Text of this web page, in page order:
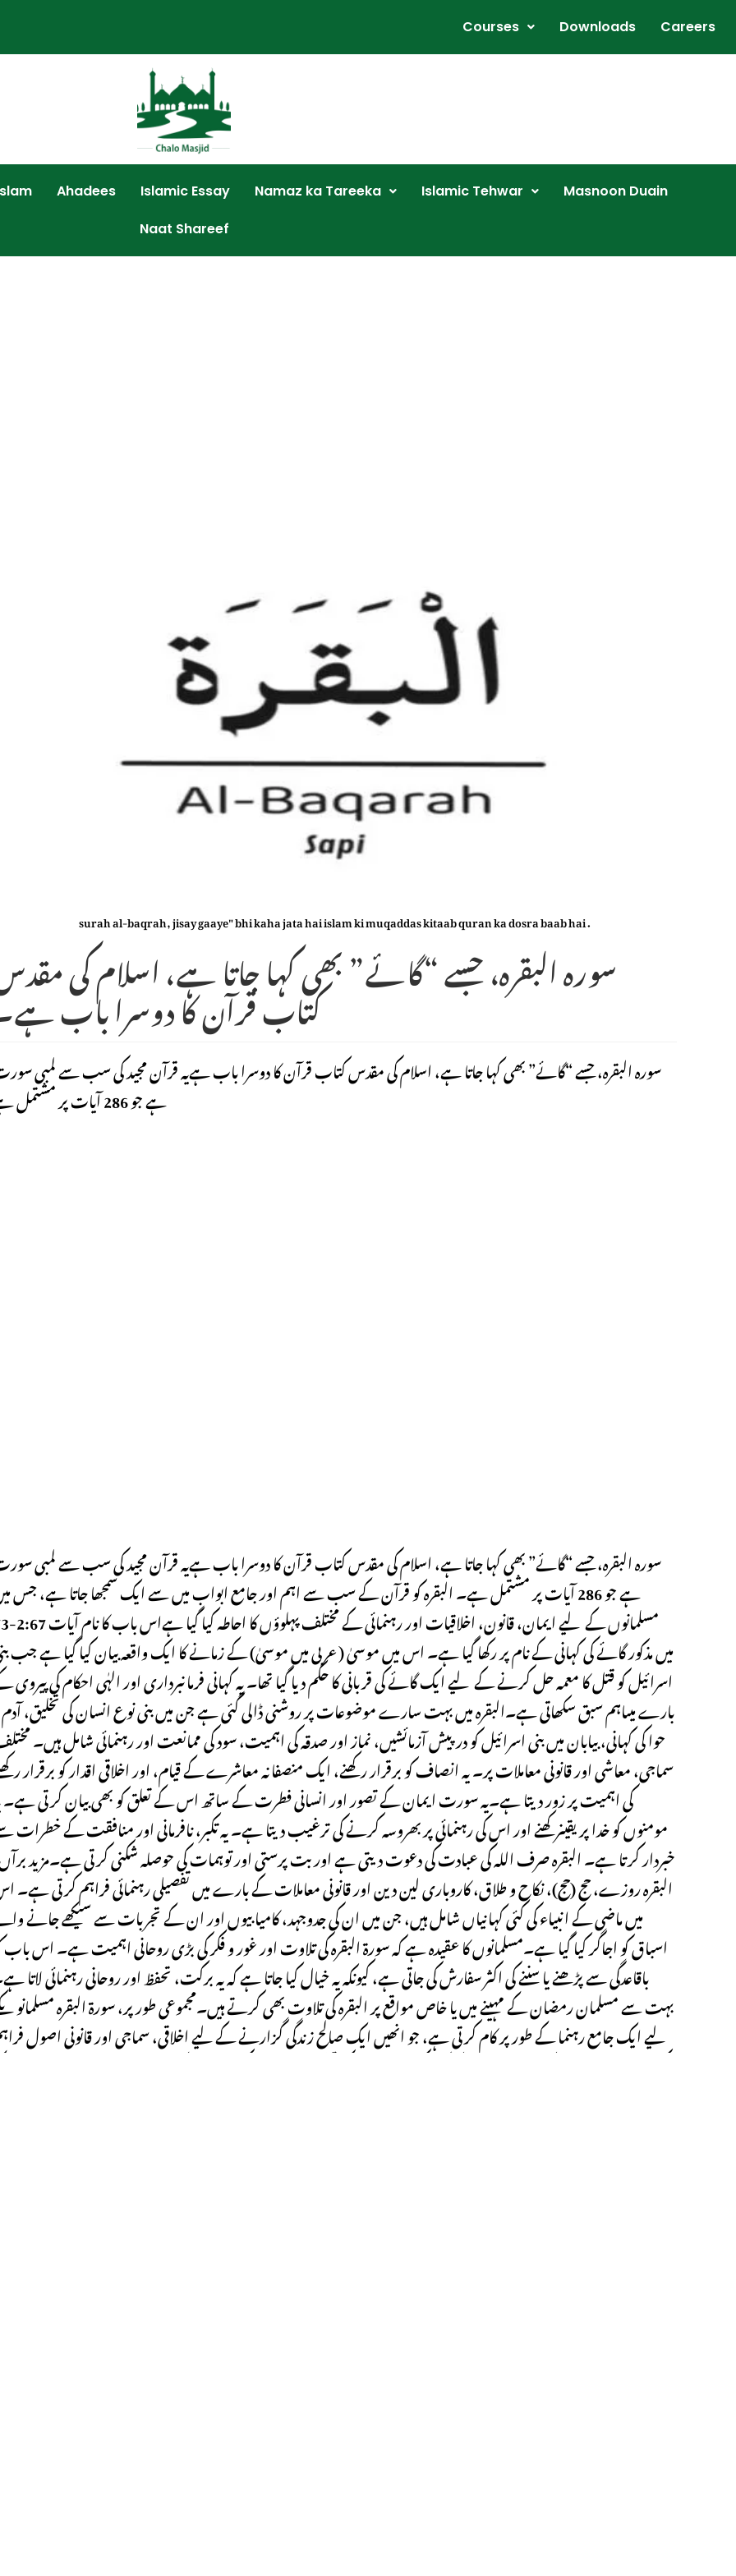
Courses Downloads Careers
Ahadees Islamic Essay Namaz ka Tareeka Islamic Tehwar
Masnoon Duain
Naat Shareef
surah al-baqrah, jisay gaaye" bhi kaha jata hai islam ki muqaddas kitaab quran ka dosra baab hai .
سورہ البقرہ، جسے “گائے” بھی کہا جاتا ہے، اسلام کی
کتاب قرآن کا دوسرا باب
سورہ البقرہ، جسے “گائے” بھی کہا جاتا ہے، اسلام کی مقدس کتاب قرآن کا دوسرا باب ہےیہ قرآن مجید کی سب سے لمبی
ہے جو 286 آیات پر مشتمل ہے
سورہ البقرہ، جسے “گائے” بھی کہا جاتا ہے، اسلام کی مقدس کتاب قرآن کا دوسرا باب ہےیہ قرآن مجید کی سب سے لمبی
ہے جو 286 آیات پر مشتمل ہے۔ البقرہ کو قرآن کے سب سے اہم اور جامع ابواب میں سے ایک سمجھا جاتا ہے، جس
مسلمانوں کے لیے ایمان، قانون،
میں مذکور گائے کی کہانی کے نام پر رکھا گیا ہے۔ اس میں موسیٰ (عربی میں موسیٰ) کے زمانے کا ایک واقعہ بیان کیا گیا ہے جب
اسرائیل کو قتل کا معمہ حل کرنے کے لیے ایک گائے کی قربانی کا حکم دیا گیا تھا۔ یہ کہانی فرمانبرداری اور الہٰی احکام کی پیروی
بارے میںاہم سبق سکھاتی ہے۔البقرہ میں بہت سارے موضوعات پر روشنی ڈالی گئی ہے جن میں بنی نوع انسان کی تخلیق،
حوا کی کہانی، بیابان میں بنی اسرائیل کو درپیش آزمائشیں، نماز اور صدقہ کی اہمیت، سود کی ممانعت اور رہنمائی شامل ہیں۔
سماجی، معاشی اور قانونی معاملات پر۔ یہ انصاف کو برقرار رکھنے، ایک منصفانہ معاشرے کے قیام، اور اخلاقی اقدار کو برقرار
کی اہمیت پر زور دیتا ہے۔یہ سورت ایمان کے تصور اور انسانی فطرت کے ساتھ اس کے تعلق کو بھی بیان کرتی ہے۔
مومنوں کو خدا پریقینرکھنے اور اس کی رہنمائی پربھروسہ کرنے کی ترغیب دیتا ہے۔ یہ تکبر، نافرمانی اور منافقت کے خطرات
خبردار کرتا ہے۔ البقرہ صرف اللہ کی عبادت کی دعوت دیتی ہے اور بت پرستی اور توہمات کی حوصلہ شکنی کرتی ہے۔مزید
البقرہ روزے، حج (حج)، نکاح و طلاق، کاروباری لین دین اور قانونی معاملات کے بارے میں تفصیلی رہنمائی فراہم کرتی ہے۔
میں ماضی کے انبیاء کی کئی کہانیاں شامل ہیں، جن میں ان کی جدوجہد، کامیابیوں اور ان کے تجربات سے سیکھے جانے
اسباق کو اجاگر کیا گیا ہے۔مسلمانوں کا عقیدہ ہے کہ سورۃ البقرہ کی تلاوت اور غور و فکر کی بڑی روحانی اہمیت ہے۔ اس باب
باقاعدگی سے پڑھنے یا سننے کی اکثر سفارش کی جاتی ہے، کیونکہ یہ خیال کیا جاتا ہے کہ یہ برکت، تحفظ اور روحانی رہنمائی لاتا
بہت سے مسلمان رمضان کے مہینے میں یا خاص مواقع پر البقرہ کی تلاوت بھی کرتے ہیں۔مجموعی طور پر، سورۃ البقرہ
لیے ایک جامع رہنما کے طور پر کام کرتی ہے، جو انھیں ایک صالح زندگی گزارنے کےلیے اخلاقی، سماجی اور قانونی اصول
کرتی ہے۔ یہ مومنین کو اپنے عقیدے کو گہرا کرنے، اسلام کی تعلیمات پر عمل کرنے اور ایک منصفانہ اور ہمدرد معاشرے